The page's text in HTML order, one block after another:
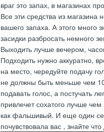
враг это запах, в магазинах
Все эти средства из
вашего запаха. А этого много
засидки разбросать немного
Выходить лучше вечером,
Подходить нужно аккуратно,
на место, чередуйте подачу
не должны быть меньше чем
подавать голос, а постучать
привлечет сохатого лучше
как фальшивый. И еще один
почувствовала вас , знайте